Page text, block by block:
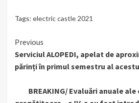
Tags: electric castle 2021
Continue
Reading
Previous
Serviciul ALOPEDI, apelat de
părinți în primul semestru al
BREAKING/ Evaluări anuale